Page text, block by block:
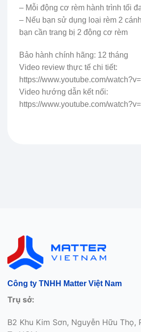
– Mỗi động cơ rèm hành trình tối
– Nếu bạn sử dụng loại rèm 2
bạn cần trang bị 2 động cơ rèm
Bảo hành chính hãng: 12 tháng
Video review thực tế chi tiết:
https://www.youtube.com/
Video hướng dẫn kết nối:
https://www.youtube.com/
Công ty TNHH Matter Việt Nam
Trụ sở:
B2 Khu Kim Sơn, Nguyễn Hữu Thọ,